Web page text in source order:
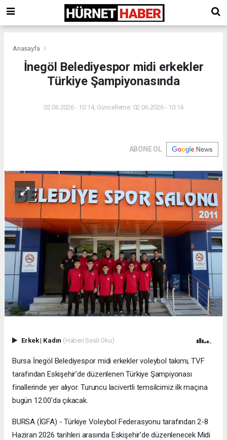
Anasayfa
İnegöl Belediyespor midi erkekler
Türkiye Şampiyonasında
02.06.2026 - 10:14, Güncelleme: 02.06.2026 - 10:14
ABONE OL
Erkek| Kadın (Haberi Sesli Oku)
Bursa İnegöl Belediyespor midi erkekler voleybol takımı, TVF
tarafından Eskişehir’de düzenlenen Türkiye Şampiyonası
finallerinde yer alıyor. Turuncu lacivertli temsilcimiz ilk maçına
bugün 12.00’da çıkacak.
BURSA (İGFA) - Türkiye Voleybol Federasyonu tarafından 2-8
Haziran 2026 tarihleri arasında Eskişehir’de düzenlenecek Midi